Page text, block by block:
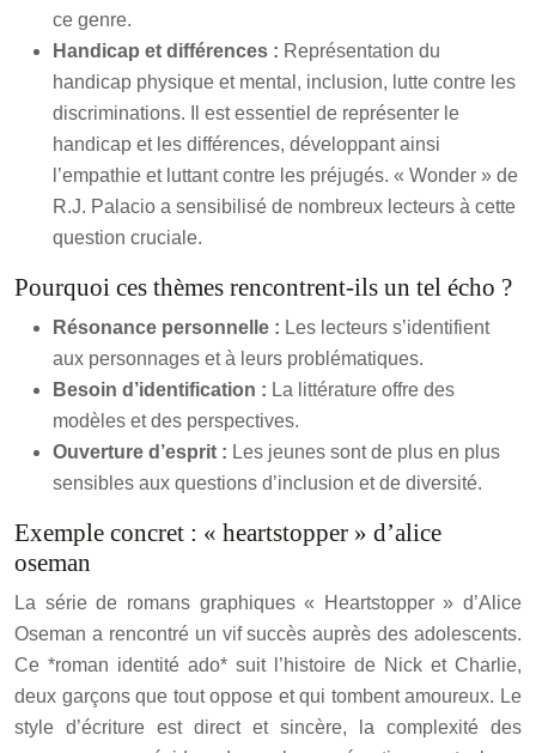
ce genre.
Handicap et différences : Représentation du
handicap physique et mental, inclusion, lutte contre les
discriminations. Il est essentiel de représenter le
handicap et les différences, développant ainsi
l’empathie et luttant contre les préjugés. « Wonder » de
R.J. Palacio a sensibilisé de nombreux lecteurs à cette
question cruciale.
Pourquoi ces thèmes rencontrent-ils un tel écho ?
Résonance personnelle : Les lecteurs s’identifient
aux personnages et à leurs problématiques.
Besoin d’identification : La littérature offre des
modèles et des perspectives.
Ouverture d’esprit : Les jeunes sont de plus en plus
sensibles aux questions d’inclusion et de diversité.
Exemple concret : « heartstopper » d’alice
oseman
La série de romans graphiques « Heartstopper » d’Alice
Oseman a rencontré un vif succès auprès des adolescents.
Ce *roman identité ado* suit l’histoire de Nick et Charlie,
deux garçons que tout oppose et qui tombent amoureux. Le
style d’écriture est direct et sincère, la complexité des